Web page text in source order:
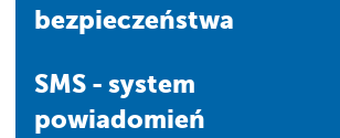
bezpieczeństwa
SMS - system
powiadomień